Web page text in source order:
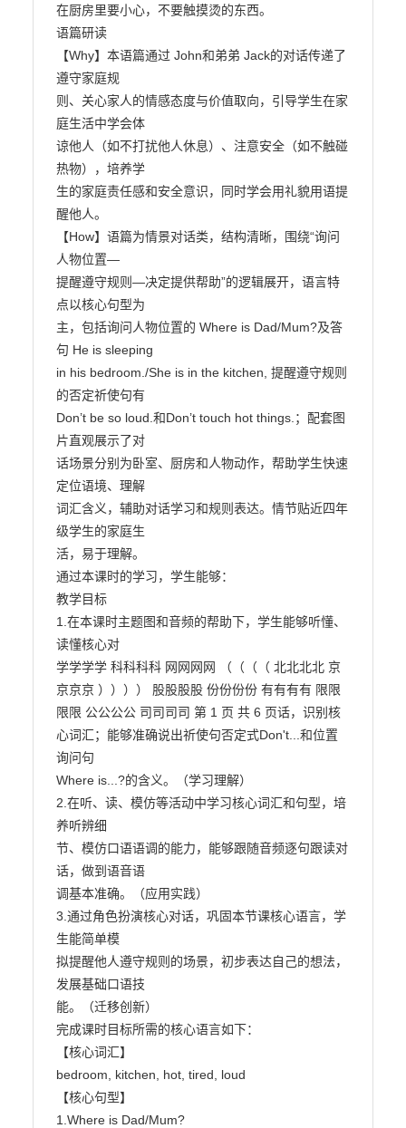
在厨房里要小心，不要触摸烫的东西。
语篇研读
【Why】本语篇通过 John和弟弟 Jack的对话传递了
遵守家庭规
则、关心家人的情感态度与价值取向，引导学生在家
庭生活中学会体
谅他人（如不打扰他人休息）、注意安全（如不触碰
热物），培养学
生的家庭责任感和安全意识，同时学会用礼貌用语提
醒他人。
【How】语篇为情景对话类，结构清晰，围绕“询问
人物位置—
提醒遵守规则—决定提供帮助”的逻辑展开，语言特
点以核心句型为
主，包括询问人物位置的 Where is Dad/Mum?及答
句 He is sleeping
in his bedroom./She is in the kitchen, 提醒遵守规则
的否定祈使句有
Don’t be so loud.和Don’t touch hot things.；配套图
片直观展示了对
话场景分别为卧室、厨房和人物动作，帮助学生快速
定位语境、理解
词汇含义，辅助对话学习和规则表达。情节贴近四年
级学生的家庭生
活，易于理解。
通过本课时的学习，学生能够：
教学目标
1.在本课时主题图和音频的帮助下，学生能够听懂、
读懂核心对
学学学学 科科科科 网网网网 （（（（ 北北北北 京
京京京 ）））） 股股股股 份份份份 有有有有 限限
限限 公公公公 司司司司 第 1 页 共 6 页话，识别核
心词汇；能够准确说出祈使句否定式Don't...和位置
询问句
Where is...?的含义。（学习理解）
2.在听、读、模仿等活动中学习核心词汇和句型，培
养听辨细
节、模仿口语语调的能力，能够跟随音频逐句跟读对
话，做到语音语
调基本准确。（应用实践）
3.通过角色扮演核心对话，巩固本节课核心语言，学
生能简单模
拟提醒他人遵守规则的场景，初步表达自己的想法，
发展基础口语技
能。（迁移创新）
完成课时目标所需的核心语言如下：
【核心词汇】
bedroom, kitchen, hot, tired, loud
【核心句型】
1.Where is Dad/Mum?